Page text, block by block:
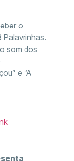
o
Palavrinhas.
som dos
e “A